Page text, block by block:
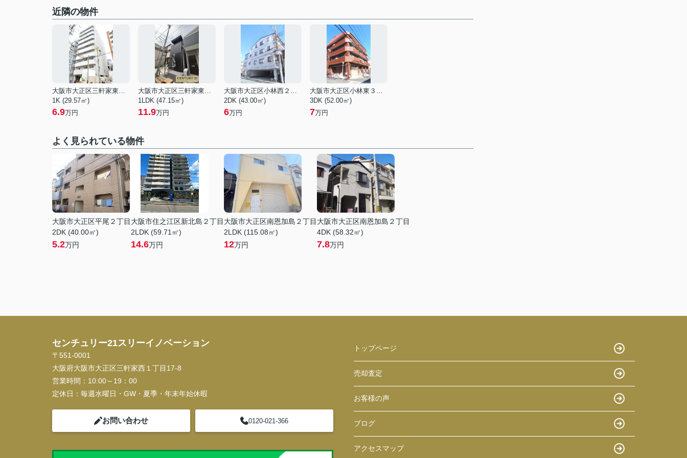
近隣の物件
大阪市大正区三軒家東４丁目
1K (29.57㎡)
6.9万円
大阪市大正区三軒家東６丁目
1LDK (47.15㎡)
11.9万円
大阪市大正区小林西２丁目
2DK (43.00㎡)
6万円
大阪市大正区小林東３丁目
3DK (52.00㎡)
7万円
よく見られている物件
大阪市大正区平尾２丁目
2DK (40.00㎡)
5.2万円
大阪市住之江区新北島２丁目
2LDK (59.71㎡)
14.6万円
大阪市大正区南恩加島２丁目
2LDK (115.08㎡)
12万円
大阪市大正区南恩加島２丁目
4DK (58.32㎡)
7.8万円
センチュリー21スリーイノベーション
〒551-0001
大阪府大阪市大正区三軒家西１丁目17-8
営業時間： 10:00～19：00
定休日： 毎週水曜日・GW・夏季・年末年始休暇
お問い合わせ 0120-021-366
トップページ
売却査定
お客様の声
ブログ
アクセスマップ